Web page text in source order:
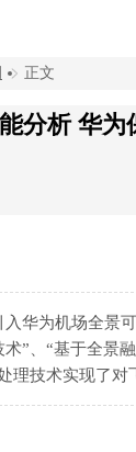
正文
分析 华为
华为机场全景
”、“基于全景
理技术实现了对
及重点区域突出